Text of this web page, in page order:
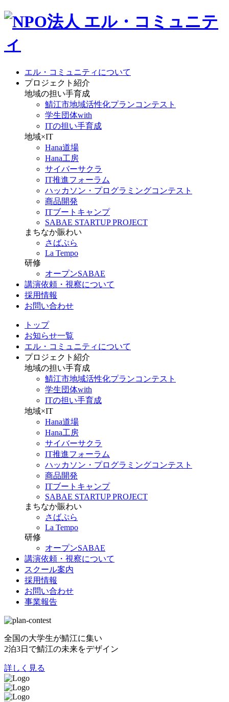
エル・コミュニティについて
プロジェクト紹介
地域の担い手育成
鯖江市地域活性化プランコンテスト
学生団体with
ITの担い手育成
地域×IT
Hana道場
Hana工房
サイバーサクラ
IT推進フォーラム
ハッカソン・プログラミングコンテスト
商品開発
ITブートキャンプ
SABAE STARTUP PROJECT
まちなか賑わい
さばぷら
La Tempo
研修
オープンSABAE
講演依頼・視察について
採用情報
お問い合わせ
トップ
お知らせ一覧
エル・コミュニティについて
プロジェクト紹介
地域の担い手育成
鯖江市地域活性化プランコンテスト
学生団体with
ITの担い手育成
地域×IT
Hana道場
Hana工房
サイバーサクラ
IT推進フォーラム
ハッカソン・プログラミングコンテスト
商品開発
ITブートキャンプ
SABAE STARTUP PROJECT
まちなか賑わい
さばぷら
La Tempo
研修
オープンSABAE
講演依頼・視察について
スクール案内
採用情報
お問い合わせ
事業報告
全国の大学生が鯖江に集い
2泊3日で鯖江の未来をデザイン
詳しく見る